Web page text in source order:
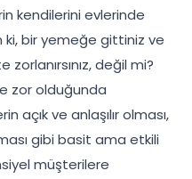
kendilerini evlerinde
ki, bir yemeğe gittiniz ve
zorlanırsınız, değil mi?
zor olduğunda
açık ve anlaşılır olması,
gibi basit ama etkili
müşterilere